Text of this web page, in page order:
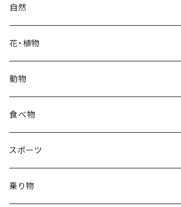
クリスマス
福袋
ブラックフライデー
ハロウィン
正月
端午の節句
ロシアン
アフリカン
日本
ヨーロッパ
トライバル
中国
女性
男性
子供
サンタクロース
七福神
金太郎
医者
自然
海
雲
星
雫
貝殻
花・植物
カーネーション
梅
桜
プルメリア
動物
ネコ
ウマ
サイ
食べ物
スイーツ
かき氷
フルーツ
スポーツ
相撲
乗り物